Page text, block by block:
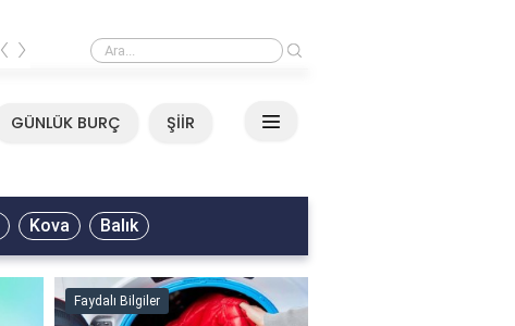
Mirkelam - Tavla Sözleri
‹ ›
GÜNLÜK BURÇ ŞİİR
Kova Balık
Faydalı Bilgiler